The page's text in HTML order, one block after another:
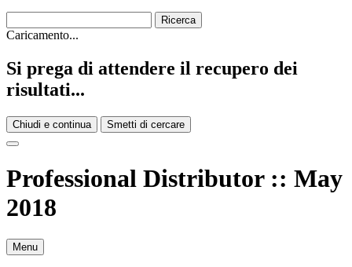
Caricamento...
Si prega di attendere il recupero dei
risultati...
Chiudi e continua Smetti di cercare
Professional Distributor :: May
2018
Menu